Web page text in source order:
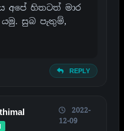
අපේ හිතටත් මාර
සුබ පැතුම්,
REPLY
2022-
12-09